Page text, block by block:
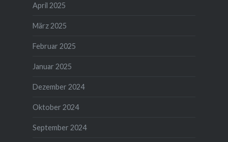
April 2025
März 2025
Februar 2025
Januar 2025
Dezember 2024
Oktober 2024
September 2024